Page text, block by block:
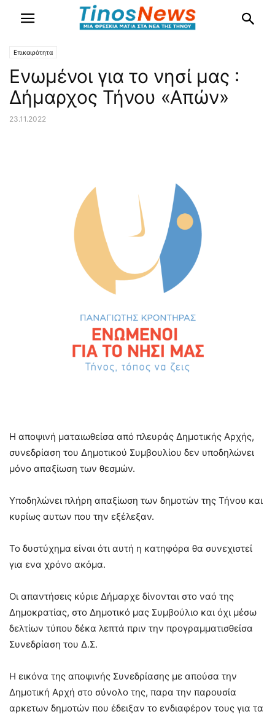
Επικαιρότητα
Ενωμένοι για το νησί μας :
Δήμαρχος Τήνου «Απών»
23.11.2022
Η αποψινή ματαιωθείσα από πλευράς Δημοτικής Αρχής,
συνεδρίαση του Δημοτικού Συμβουλίου δεν υποδηλώνει
μόνο απαξίωση των θεσμών.
Υποδηλώνει πλήρη απαξίωση των δημοτών της Τήνου και
κυρίως αυτων που την εξέλεξαν.
Το δυστύχημα είναι ότι αυτή η κατηφόρα θα συνεχιστεί
για ενα χρόνο ακόμα.
Οι απαντήσεις κύριε Δήμαρχε δίνονται στο ναό της
Δημοκρατίας, στο Δημοτικό μας Συμβούλιο και όχι μέσω
δελτίων τύπου δέκα λεπτά πριν την προγραμματισθείσα
Συνεδρίαση του Δ.Σ.
Η εικόνα της αποψινής Συνεδρίασης με απούσα την
Δημοτική Αρχή στο σύνολο της, παρα την παρουσία
αρκετων δημοτών που έδειξαν το ενδιαφέρον τους για τα